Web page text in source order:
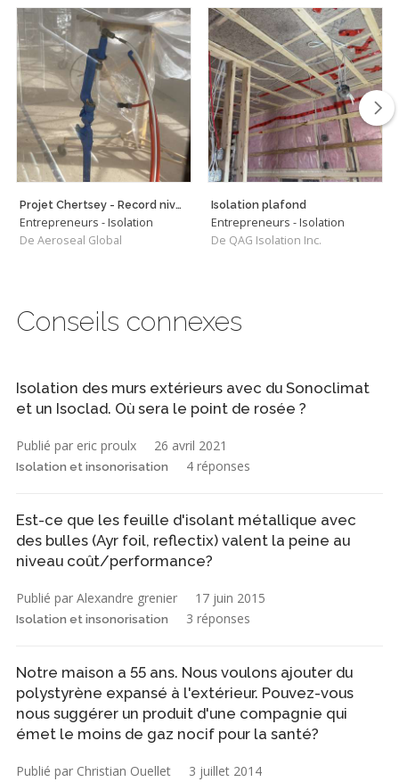
Projet Chertsey - Record niveau d'étanchéité pour l'Ontario et Québec
Entrepreneurs - Isolation
De Aeroseal Global
Isolation plafond
Entrepreneurs - Isolation
De QAG Isolation Inc.
Conseils connexes
Isolation des murs extérieurs avec du Sonoclimat
et un Isoclad. Où sera le point de rosée ?
Publié par eric proulx 26 avril 2021
Isolation et insonorisation 4 réponses
Est-ce que les feuille d'isolant métallique avec
des bulles (Ayr foil, reflectix) valent la peine au
niveau coût/performance?
Publié par Alexandre grenier 17 juin 2015
Isolation et insonorisation 3 réponses
Notre maison a 55 ans. Nous voulons ajouter du
polystyrène expansé à l'extérieur. Pouvez-vous
nous suggérer un produit d'une compagnie qui
émet le moins de gaz nocif pour la santé?
Publié par Christian Ouellet 3 juillet 2014